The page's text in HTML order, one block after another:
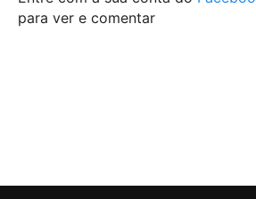
para ver e comentar